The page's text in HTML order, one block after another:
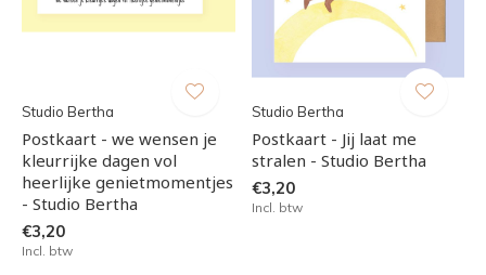
Studio Bertha
Postkaart - we wensen je
kleurrijke dagen vol
heerlijke genietmomentjes
- Studio Bertha
€3,20
Incl. btw
Studio Bertha
Postkaart - Jij laat me
stralen - Studio Bertha
€3,20
Incl. btw